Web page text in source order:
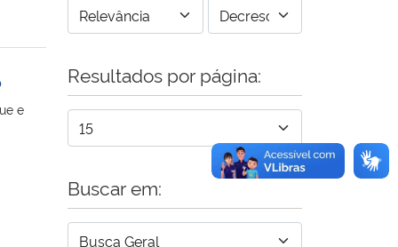
e
Resultados por página:
Buscar em: